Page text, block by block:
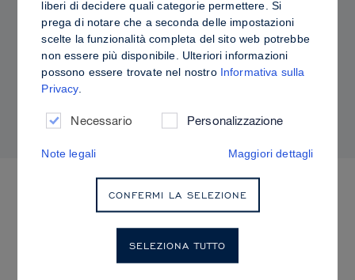
PRO TIPS
Contouring in crema o in polvere: differenze,
vantaggi e come scegliere i prodotti più
liberi di decidere quali categorie permettere. Si
prega di notare che a seconda delle impostazioni
scelte la funzionalità completa del sito web potrebbe
non essere più disponibile. Ulteriori informazioni
possono essere trovate nel nostro Informativa sulla
Privacy.
Necessario Personalizzazione
Note legali Maggiori dettagli
CONFERMI LA SELEZIONE
SELEZIONA TUTTO